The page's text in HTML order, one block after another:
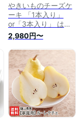
やきいものチーズケ
ーキ 「1本入り」
or「3本入り」 はま
たろう【代金引換決
済不可】【紅はるか/
クリームチーズ/柏崎
産/自家栽培/スイー
ツ/お菓子/洋菓子】
【お土産/手土産/プ
レゼント/ギフトに！
贈り物】【送料無
料】お中元ギフトに
も！
2,980円〜